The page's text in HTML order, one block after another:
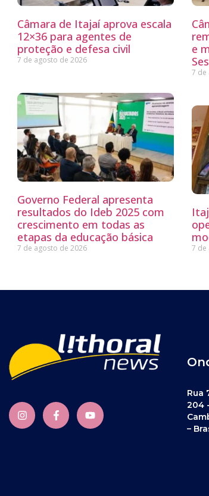
Câmara de Itajaí aprova escala
12×36 para agentes de
proteção e defesa civil
7 de agosto de 2026
e
7 de
Governo Federal apresenta
resultados do Ideb 2025 com
crescimento em todas as
etapas da educação básica
7 de agosto de 2026 7 de
Rua
204
–